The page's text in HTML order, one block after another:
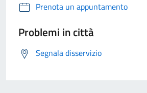
Prenota un appuntamento
Problemi in città
Segnala disservizio